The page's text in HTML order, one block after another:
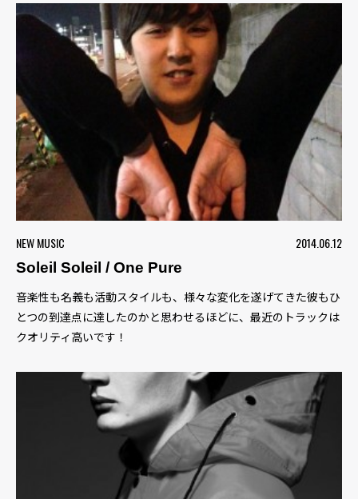
NEW MUSIC
2014.06.12
Soleil Soleil / One Pure
音楽性も名義も活動スタイルも、様々な変化を遂げてきた彼もひ
とつの到達点に達したのかと思わせるほどに、最近のトラックは
クオリティ高いです！